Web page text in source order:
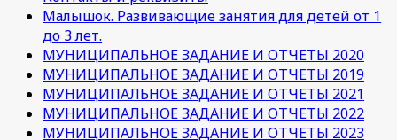
Малышок. Развивающие занятия для детей от 1
до 3 лет.
МУНИЦИПАЛЬНОЕ ЗАДАНИЕ И ОТЧЕТЫ 2020
МУНИЦИПАЛЬНОЕ ЗАДАНИЕ И ОТЧЕТЫ 2019
МУНИЦИПАЛЬНОЕ ЗАДАНИЕ И ОТЧЕТЫ 2021
МУНИЦИПАЛЬНОЕ ЗАДАНИЕ И ОТЧЕТЫ 2022
МУНИЦИПАЛЬНОЕ ЗАДАНИЕ И ОТЧЕТЫ 2023